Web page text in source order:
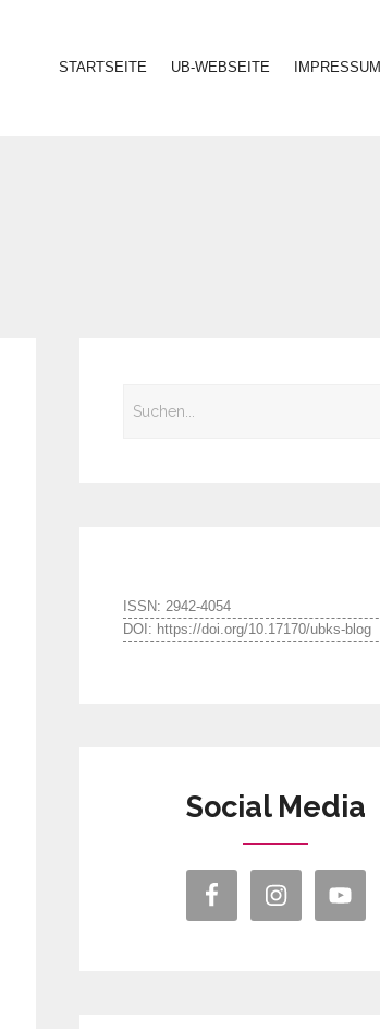
STARTSEITE UB-WEBSEITE IMPRESSUM
ISSN: 2942-4054
DOI: https://doi.org/10.17170/ubks-blog
Social Media